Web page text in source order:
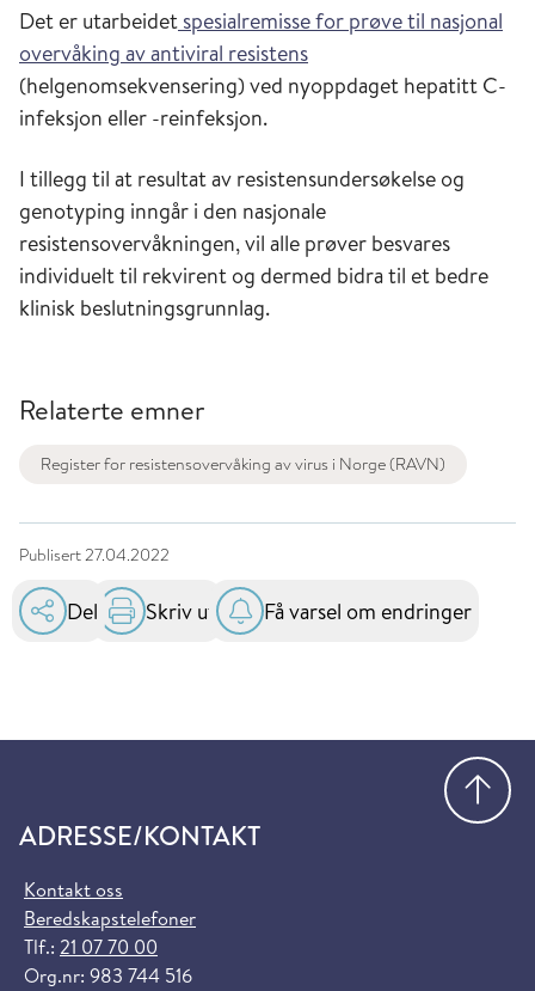
Det er utarbeidet spesialremisse for prøve til nasjonal
overvåking av antiviral resistens
(helgenomsekvensering) ved nyoppdaget hepatitt C-
infeksjon eller -reinfeksjon.
I tillegg til at resultat av resistensundersøkelse og
genotyping inngår i den nasjonale
resistensovervåkningen, vil alle prøver besvares
individuelt til rekvirent og dermed bidra til et bedre
klinisk beslutningsgrunnlag.
Relaterte emner
Register for resistensovervåking av virus i Norge (RAVN)
Publisert27.04.2022
Del Skriv ut Få varsel om endringer
ADRESSE/KONTAKT
Kontakt oss
Beredskapstelefoner
Tlf.: 21 07 70 00
Org.nr: 983 744 516